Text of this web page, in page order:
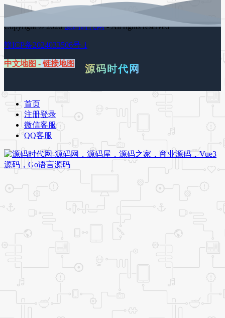
Copyright © 2026源码时代网- All rights reserved
赣ICP备2024033506号-1
中文地图 - 链接地图 源码时代网
首页
注册登录
微信客服
QQ客服